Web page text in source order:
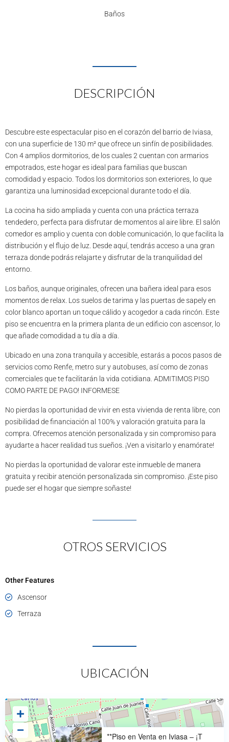
Baños
DESCRIPCIÓN
Descubre este espectacular piso en el corazón del barrio de Iviasa,
con una superficie de 130 m² que ofrece un sinfín de posibilidades.
Con 4 amplios dormitorios, de los cuales 2 cuentan con armarios
empotrados, este hogar es ideal para familias que buscan
comodidad y espacio. Todos los dormitorios son exteriores, lo que
garantiza una luminosidad excepcional durante todo el día.
La cocina ha sido ampliada y cuenta con una práctica terraza
tendedero, perfecta para disfrutar de momentos al aire libre. El salón
comedor es amplio y cuenta con doble comunicación, lo que facilita la
distribución y el flujo de luz. Desde aquí, tendrás acceso a una gran
terraza donde podrás relajarte y disfrutar de la tranquilidad del
entorno.
Los baños, aunque originales, ofrecen una bañera ideal para esos
momentos de relax. Los suelos de tarima y las puertas de sapely en
color blanco aportan un toque cálido y acogedor a cada rincón. Este
piso se encuentra en la primera planta de un edificio con ascensor, lo
que añade comodidad a tu día a día.
Ubicado en una zona tranquila y accesible, estarás a pocos pasos de
servicios como Renfe, metro sur y autobuses, así como de zonas
comerciales que te facilitarán la vida cotidiana. ADMITIMOS PISO
COMO PARTE DE PAGO! INFORMESE
No pierdas la oportunidad de vivir en esta vivienda de renta libre, con
posibilidad de financiación al 100% y valoración gratuita para la
compra. Ofrecemos atención personalizada y sin compromiso para
ayudarte a hacer realidad tus sueños. ¡Ven a visitarlo y enamórate!
No pierdas la oportunidad de valorar este inmueble de manera
gratuita y recibir atención personalizada sin compromiso. ¡Este piso
puede ser el hogar que siempre soñaste!
OTROS SERVICIOS
Other Features
Ascensor
Terraza
UBICACIÓN
**Piso en Venta en Iviasa – ¡T